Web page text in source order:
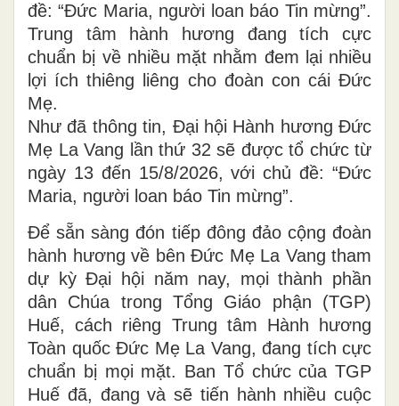
đề: “Đức Maria, người loan báo Tin mừng”.
Trung tâm hành hương đang tích cực
chuẩn bị về nhiều mặt nhằm đem lại nhiều
lợi ích thiêng liêng cho đoàn con cái Đức
Mẹ.
Như đã thông tin, Đại hội Hành hương Đức
Mẹ La Vang lần thứ 32 sẽ được tổ chức từ
ngày 13 đến 15/8/2026, với chủ đề: “Đức
Maria, người loan báo Tin mừng”.
Để sẵn sàng đón tiếp đông đảo cộng đoàn
hành hương về bên Đức Mẹ La Vang tham
dự kỳ Đại hội năm nay, mọi thành phần
dân Chúa trong Tổng Giáo phận (TGP)
Huế, cách riêng Trung tâm Hành hương
Toàn quốc Đức Mẹ La Vang, đang tích cực
chuẩn bị mọi mặt. Ban Tổ chức của TGP
Huế đã, đang và sẽ tiến hành nhiều cuộc